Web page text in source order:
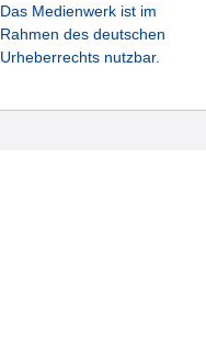
Das Medienwerk ist im
Rahmen des deutschen
Urheberrechts nutzbar.